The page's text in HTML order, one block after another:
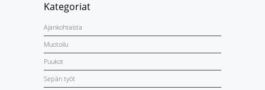
Kategoriat
Ajankohtaista
Muotoilu
Puukot
Sepän työt